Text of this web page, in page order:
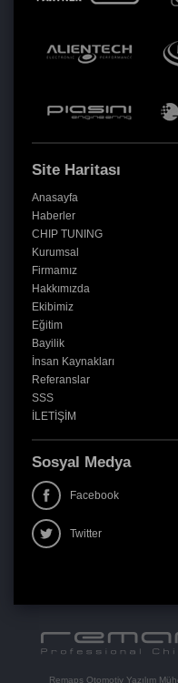
Site Haritası
Anasayfa
Haberler
CHIP TUNING
Kurumsal
Firmamız
Hakkımızda
Ekibimiz
Eğitim
Bayilik
İnsan Kaynakları
Referanslar
SSS
İLETİŞİM
Sosyal Medya
Facebook
Twitter
Remaps Otomotiv Yazılım